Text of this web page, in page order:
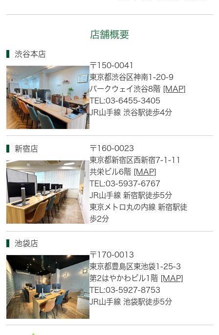
店舗概要
渋谷本店
〒150-0041
東京都渋谷区神南1-20-9
パークウェイ渋谷8階 [MAP]
TEL:03-6455-3405
JR山手線 渋谷駅徒歩4分
新宿店
〒160-0023
東京都新宿区西新宿7-1-11
共栄ビル6階 [MAP]
TEL:03-5937-6767
JR山手線 新宿駅徒歩5分
東京メトロ丸の内線 新宿駅徒
歩2分
池袋店
〒170-0013
東京都豊島区東池袋1-25-3
第2はやかわビル1階 [MAP]
TEL:03-5927-8753
JR山手線 池袋駅徒歩5分